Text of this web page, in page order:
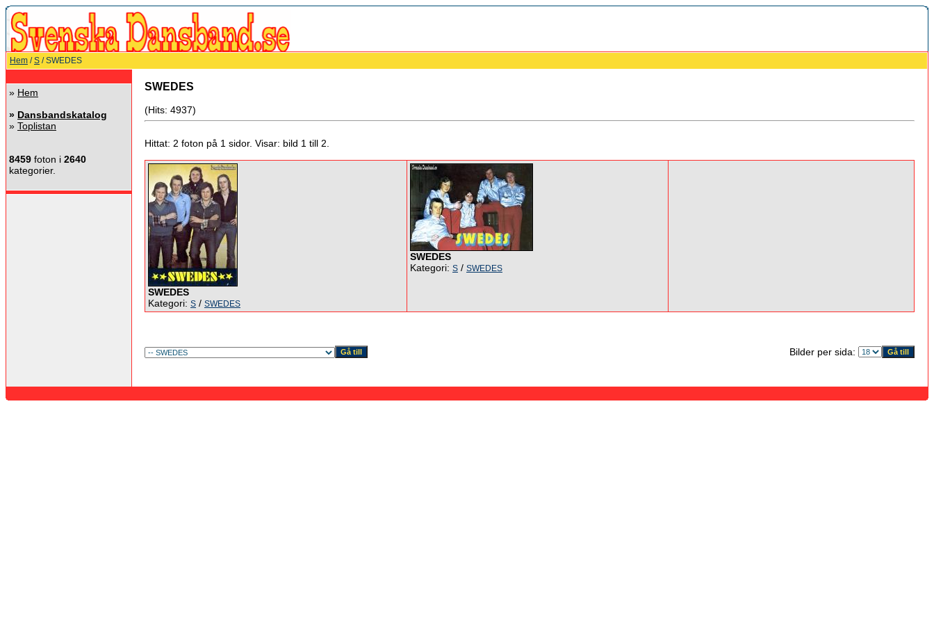
Hem /S / SWEDES
» Hem
» Dansbandskatalog
» Toplistan
8459 foton i 2640
kategorier.
SWEDES
(Hits: 4937)
Hittat: 2 foton på 1 sidor. Visar: bild 1 till 2.
SWEDES
Kategori: S / SWEDES
SWEDES
Kategori: S / SWEDES
Bilder per sida: